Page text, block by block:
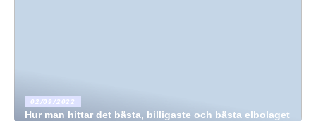
02/09/2022
Hur man hittar det bästa, billigaste och bästa elbolaget